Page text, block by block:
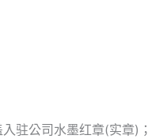
驻公司水墨红章(实章)；